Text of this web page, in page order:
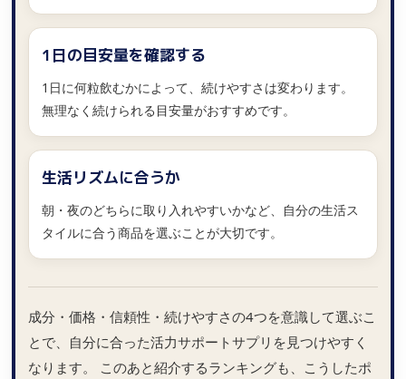
1日の目安量を確認する
1日に何粒飲むかによって、続けやすさは変わります。
無理なく続けられる目安量がおすすめです。
生活リズムに合うか
朝・夜のどちらに取り入れやすいかなど、自分の生活ス
タイルに合う商品を選ぶことが大切です。
成分・価格・信頼性・続けやすさの4つを意識して選ぶこ
とで、自分に合った活力サポートサプリを見つけやすく
なります。 このあと紹介するランキングも、こうしたポ